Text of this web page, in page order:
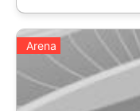
Arena